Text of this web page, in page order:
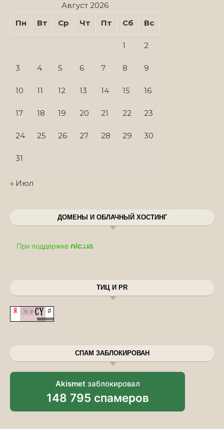
Август 2026
Пн
Вт Ср Чт Пт Сб Вс
1 2
3 4 5 6 7 8 9
10 11 12 13 14 15 16
17 18 19 20 21 22 23
24 25 26 27 28 29 30
31
« Июл
ДОМЕНЫ И ОБЛАЧНЫЙ ХОСТИНГ
ТИЦ И PR
СПАМ ЗАБЛОКИРОВАН
Akismet заблокировал
148 795 спамеров